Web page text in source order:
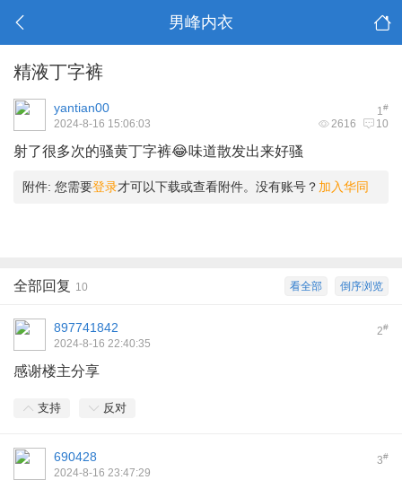
男峰内衣
精液丁字裤
1#
yantian00
2616 10
2024-8-16 15:06:03
射了很多次的骚黄丁字裤😂味道散发出来好骚
附件: 您需要登录才可以下载或查看附件。没有账号？ 加入华同
倒序浏览
看全部
全部回复 10
2#
897741842
2024-8-16 22:40:35
感谢楼主分享
支持 反对
3#
690428
2024-8-16 23:47:29